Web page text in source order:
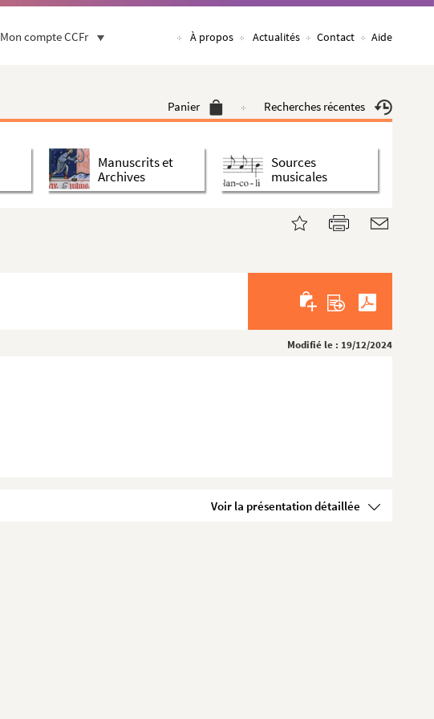
Mon compte CCFr À propos Actualités Contact Aide
Panier Recherches récentes
Manuscrits et
Archives
Sources
musicales
Modifié le : 19/12/2024
Voir la présentation détaillée